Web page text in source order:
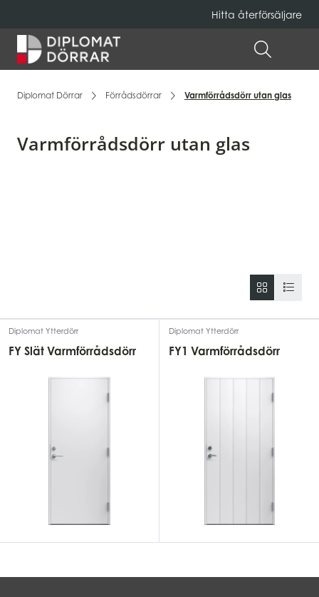
Hitta återförsäljare
ÖPPNA
Diplomat Dörrar Förrådsdörrar Varmförrådsdörr utan glas
Varmförrådsdörr utan glas
ÄNDRA
Diplomat Ytterdörr
FY Slät Varmförrådsdörr
Diplomat Ytterdörr
FY1 Varmförrådsdörr